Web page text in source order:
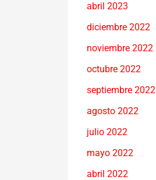
abril 2023
diciembre 2022
noviembre 2022
octubre 2022
septiembre 2022
agosto 2022
julio 2022
mayo 2022
abril 2022